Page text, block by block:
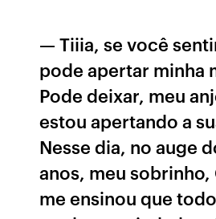
— Tiiia, se você
pode apertar minha
Pode deixar, meu
estou apertando a
Nesse dia, no auge
anos, meu sobrinho,
me ensinou que